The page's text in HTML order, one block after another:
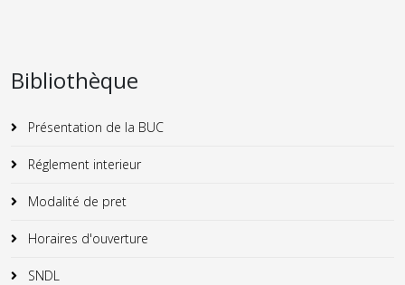
Bibliothèque
Présentation de la BUC
Réglement interieur
Modalité de pret
Horaires d'ouverture
SNDL